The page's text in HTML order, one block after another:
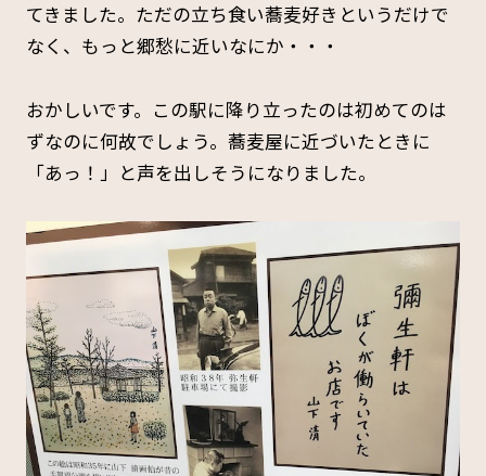
てきました。ただの立ち食い蕎麦好きというだけで
なく、もっと郷愁に近いなにか・・・
おかしいです。この駅に降り立ったのは初めてのは
ずなのに何故でしょう。蕎麦屋に近づいたときに
「あっ！」と声を出しそうになりました。